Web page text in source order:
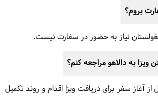
بروم؟
نیاز به حضور در سفارت نیست.
ویزا به دالاهو مراجعه کنم؟
روز قبل از آغاز سفر برای دریافت ویزا اقدام و روند تکمیل